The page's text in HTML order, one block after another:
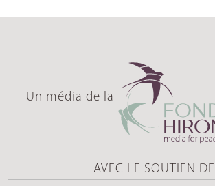
Un média de la
AVEC LE SOUTIEN DE